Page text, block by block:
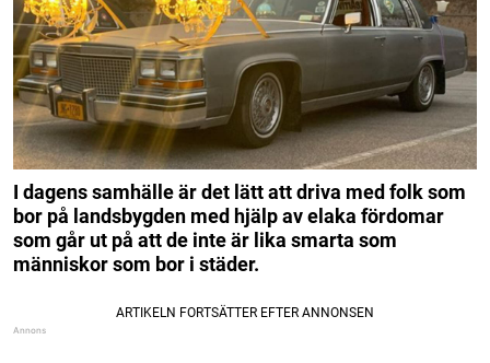
I dagens samhälle är det lätt att driva med folk som
bor på landsbygden med hjälp av elaka fördomar
som går ut på att de inte är lika smarta som
människor som bor i städer.